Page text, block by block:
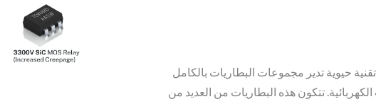
حيوية تدير مجموعات البطاريات بالكامل
تتكون هذه البطاريات من العديد من